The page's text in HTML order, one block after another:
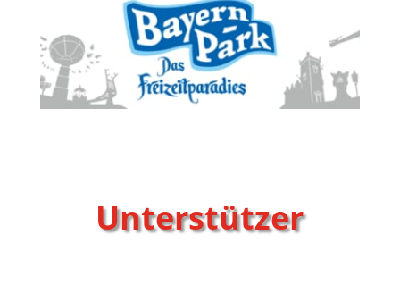
Unterstützer